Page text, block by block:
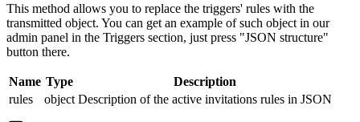
This method allows you to replace the triggers' rules with the
transmitted object. You can get an example of such object in our
admin panel in the Triggers section, just press "JSON structure"
button there.
Name Type
Description
rules
object Description of the active invitations rules in JSON